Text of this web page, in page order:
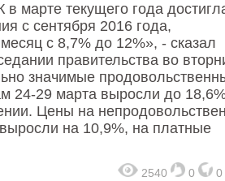
марте текущего года
с сентября 2016 года,
с 8,7% до 12%», - сказал
правительства во
значимые
24-29 марта выросли до
Цены на
на 10,9%, на платные
2540 0 0